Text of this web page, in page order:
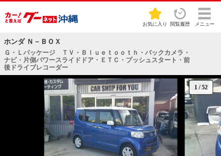
お気に入り 閲覧履歴 メニュー
ホンダ Ｎ－ＢＯＸ
Ｇ・Ｌパッケージ ＴＶ・Ｂｌｕｅｔｏｏｔｈ・バックカメラ・
ナビ・片側パワースライドドア・ＥＴＣ・プッシュスタート・前
後ドライブレコーダー
1 /52